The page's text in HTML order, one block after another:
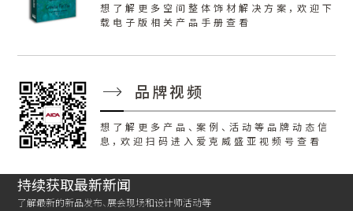
想了解更多空间整体饰材解决方案，欢迎下
载电子版相关产品手册查看
品牌视频
想了解更多产品、案例、活动等品牌动态信
息，欢迎扫码进入爱克威盛亚视频号查看
持续获取最新新闻
了解最新的新品发布、展会现场和设计师活动等